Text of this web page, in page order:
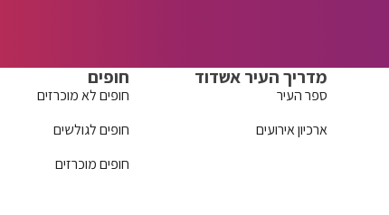
מדריך העיר אשדוד
ספר העיר
ארכיון אירועים
חופים
חופים לא מוכרזים
חופים לגולשים
חופים מוכרזים